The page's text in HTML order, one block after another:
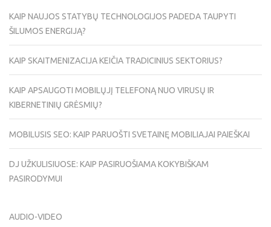
KAIP NAUJOS STATYBŲ TECHNOLOGIJOS PADEDA TAUPYTI
ŠILUMOS ENERGIJĄ?
KAIP SKAITMENIZACIJA KEIČIA TRADICINIUS SEKTORIUS?
KAIP APSAUGOTI MOBILŲJĮ TELEFONĄ NUO VIRUSŲ IR
KIBERNETINIŲ GRĖSMIŲ?
MOBILUSIS SEO: KAIP PARUOŠTI SVETAINĘ MOBILIAJAI PAIEŠKAI
DJ UŽKULISIUOSE: KAIP PASIRUOŠIAMA KOKYBIŠKAM
PASIRODYMUI
AUDIO-VIDEO